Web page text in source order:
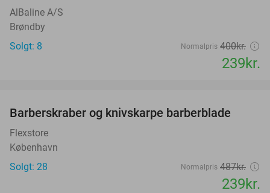
AlBaline A/S
Brøndby
Solgt: 8
Normalpris 400kr.
239kr.
Barberskraber og knivskarpe barberblade
Flexstore
København
Solgt: 28
Normalpris 487kr.
239kr.